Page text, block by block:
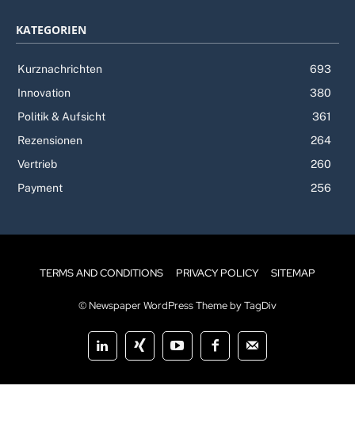
KATEGORIEN
Kurznachrichten
693
Innovation
380
Politik & Aufsicht
361
Rezensionen
264
Vertrieb
260
Payment
256
TERMS AND CONDITIONS PRIVACY POLICY SITEMAP
© Newspaper WordPress Theme by TagDiv